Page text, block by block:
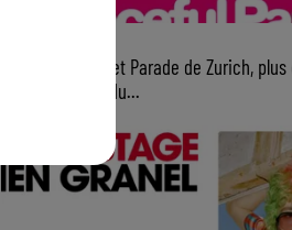
Ce samedi, Street Parade de Zurich,
parade électro du...